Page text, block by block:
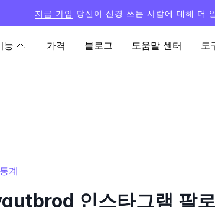
지금 가입 당신이 신경 쓰는 사람에 대해 더
능 가격 블로그 도움말 센터 도
계
인스타그램 팔